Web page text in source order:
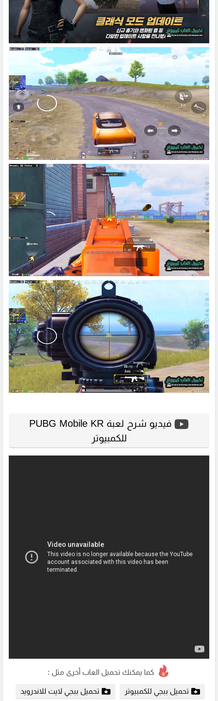
فيديو شرح لعبة PUBG Mobile KR
للكمبيوتر
كما يمكنك تحميل العاب أخرى مثل :
تحميل ببجي للكمبيوتر تحميل ببجي لايت للاندرويد